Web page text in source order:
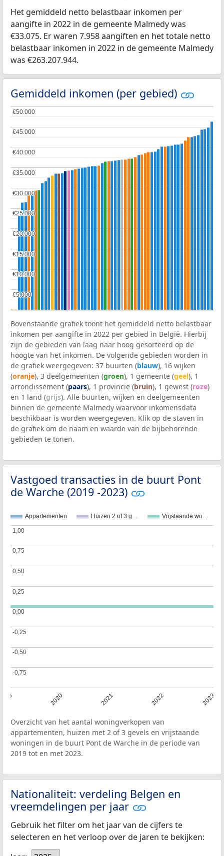
Het gemiddeld netto belastbaar inkomen per
aangifte in 2022 in de gemeente Malmedy was
€33.075. Er waren 7.958 aangiften en het totale netto
belastbaar inkomen in 2022 in de gemeente Malmedy
was €263.207.944.
Gemiddeld inkomen (per gebied)
€5.000
€5.000
€10.000
€10.000
€15.000
€15.000
€20.000
€20.000
€25.000
€25.000
€30.000
€30.000
€35.000
€35.000
€40.000
€40.000
€45.000
€45.000
€50.000
€50.000
Bovenstaande grafiek toont het gemiddeld netto belastbaar
inkomen per aangifte in 2022 per gebied in België. Hierbij
zijn de gebieden van laag naar hoog gesorteerd op de
hoogte van het inkomen. De volgende gebieden worden in
de grafiek weergegeven: 37 buurten (blauw), 16 wijken
(oranje), 3 deelgemeenten (groen), 1 gemeente (geel), 1
arrondissement (paars), 1 provincie (bruin), 1 gewest (roze)
en 1 land (grijs). Alle buurten, wijken en deelgemeenten
binnen de gemeente Malmedy waarvoor inkomensdata
beschikbaar is worden weergegeven. Klik op de staven in
de grafiek om de naam en waarde van de bijbehorende
gebieden te tonen.
Vastgoed transacties in de buurt Pont
de Warche (2019 -2023)
Appartementen Huizen 2 of 3 g… Vrijstaande wo…
2020 2021 2022 2023
-0,75
-0,75
-0,50
-0,50
-0,25
-0,25
0,00
0,00
0,25
0,25
0,50
0,50
0,75
0,75
1,00
1,00
Overzicht van het aantal woningverkopen van
appartementen, huizen met 2 of 3 gevels en vrijstaande
woningen in de buurt Pont de Warche in de periode van
2019 tot en met 2023.
Nationaliteit: verdeling Belgen en
vreemdelingen per jaar
Gebruik het filter om het jaar van de cijfers te
selecteren en het verloop over de jaren te bekijken: